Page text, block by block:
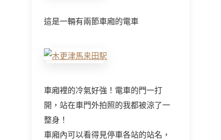
這是一輛有兩節車廂的電車
車廂裡的冷氣好強！電車的門一打
開，站在車門外拍照的我都被涼了一
整身！
車廂內可以看得見停車各站的站名，